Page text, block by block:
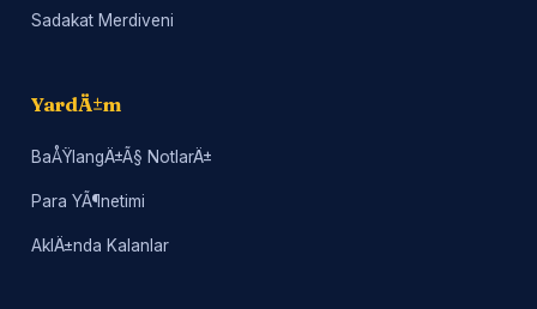
Sadakat Merdiveni
YardÄ±m
BaÅŸlangÄ±Ã§ NotlarÄ±
Para YÃ¶netimi
AklÄ±nda Kalanlar